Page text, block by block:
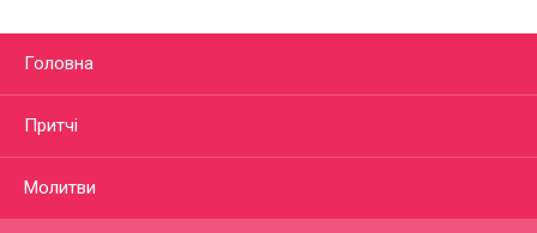
Головна
Притчі
Молитви